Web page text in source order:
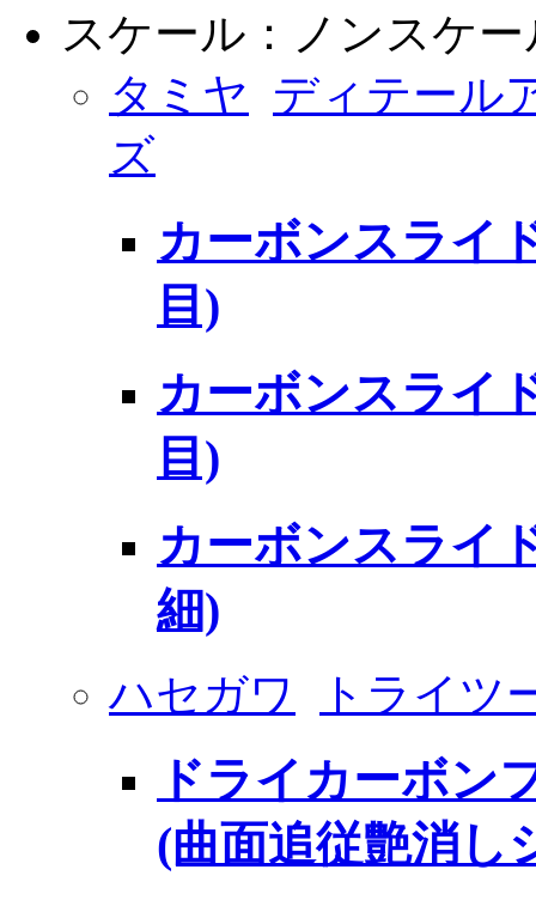
スケール：ノンスケー
タミヤ ディテール
ズ
カーボンスライ
目)
カーボンスライ
目)
カーボンスライ
細)
ハセガワ トライツ
ドライカーボン
(曲面追従艶消し